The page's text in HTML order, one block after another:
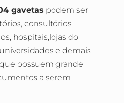
gavetas podem ser
consultórios
hospitais,lojas do
e demais
possuem grande
a serem